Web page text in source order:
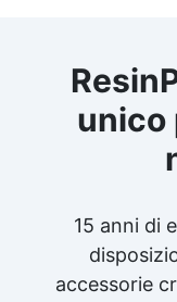
unico
15 anni di
accessorie